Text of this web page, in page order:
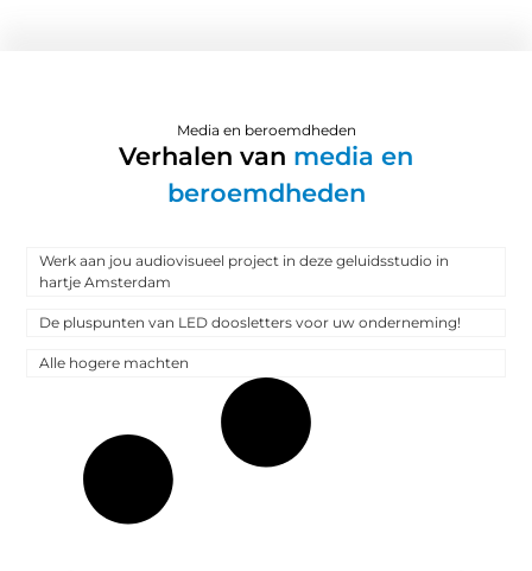
Media en beroemdheden
Verhalen van media en
beroemdheden
Werk aan jou audiovisueel project in deze geluidsstudio in
hartje Amsterdam
De pluspunten van LED doosletters voor uw onderneming!
Alle hogere machten